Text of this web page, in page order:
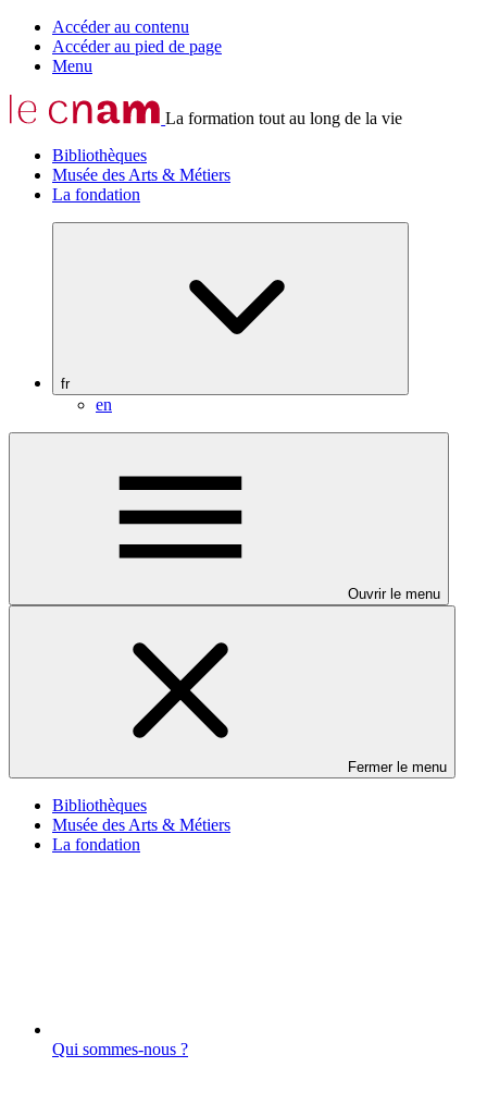
Accéder au contenu
Accéder au pied de page
Menu
La formation tout au long de la vie
Bibliothèques
Musée des Arts & Métiers
La fondation
fr
en
Ouvrir le menu
Fermer le menu
Bibliothèques
Musée des Arts & Métiers
La fondation
Qui sommes-nous ?